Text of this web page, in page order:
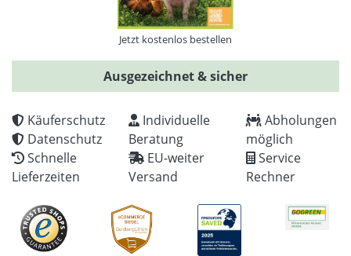
Jetzt kostenlos bestellen
Ausgezeichnet & sicher
Käuferschutz
Datenschutz
Schnelle
Lieferzeiten
Individuelle
Beratung
EU-weiter
Versand
Abholungen
möglich
Service
Rechner